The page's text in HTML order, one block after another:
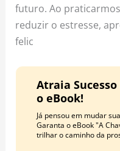
futuro. Ao
reduzir o estresse,
felic
Atraia
o eBook!
Já pensou em mudar
Garanta o eBook "A
trilhar o caminho da